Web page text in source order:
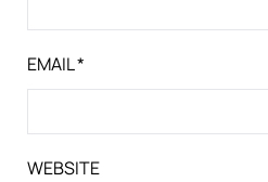
EMAIL*
WEBSITE